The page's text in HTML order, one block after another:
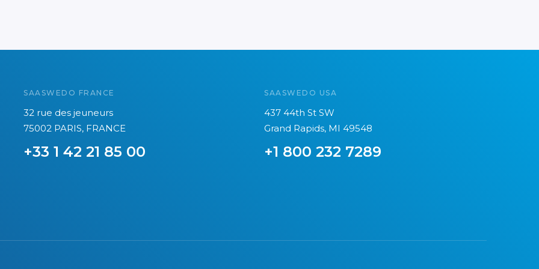
SAASWEDO FRANCE
32 rue des jeuneurs
75002 PARIS, FRANCE
+33 1 42 21 85 00
SAASWEDO USA
437 44th St SW
Grand Rapids, MI 49548
+1 800 232 7289